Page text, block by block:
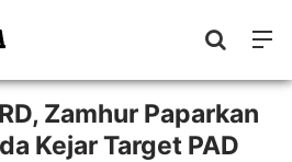
Zamhur Paparkan
Kejar Target PAD